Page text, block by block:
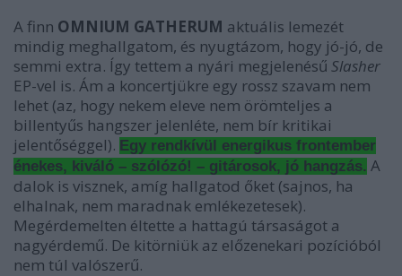
A finn OMNIUM GATHERUM aktuális lemezét
mindig meghallgatom, és nyugtázom, hogy jó-jó, de
semmi extra. Így tettem a nyári megjelenésű Slasher
EP-vel is. Ám a koncertjükre egy rossz szavam nem
lehet (az, hogy nekem eleve nem örömteljes a
billentyűs hangszer jelenléte, nem bír kritikai
jelentőséggel). Egy rendkívül energikus frontember
énekes, kiváló – szólózó! – gitárosok, jó hangzás. A
dalok is visznek, amíg hallgatod őket (sajnos, ha
elhalnak, nem maradnak emlékezetesek).
Megérdemelten éltette a hattagú társaságot a
nagyérdemű. De kitörniük az előzenekari pozícióból
nem túl valószerű.